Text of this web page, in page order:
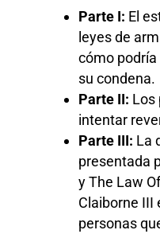
Parte I: El
leyes de
cómo podría
su condena.
Parte II: Los
intentar
Parte III: La
presentada
y The Law
Claiborne III
personas